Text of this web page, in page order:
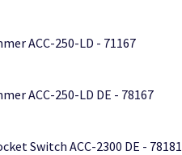
ACC-250-LD - 71167
ACC-250-LD DE - 78167
Switch ACC-2300 DE - 78181